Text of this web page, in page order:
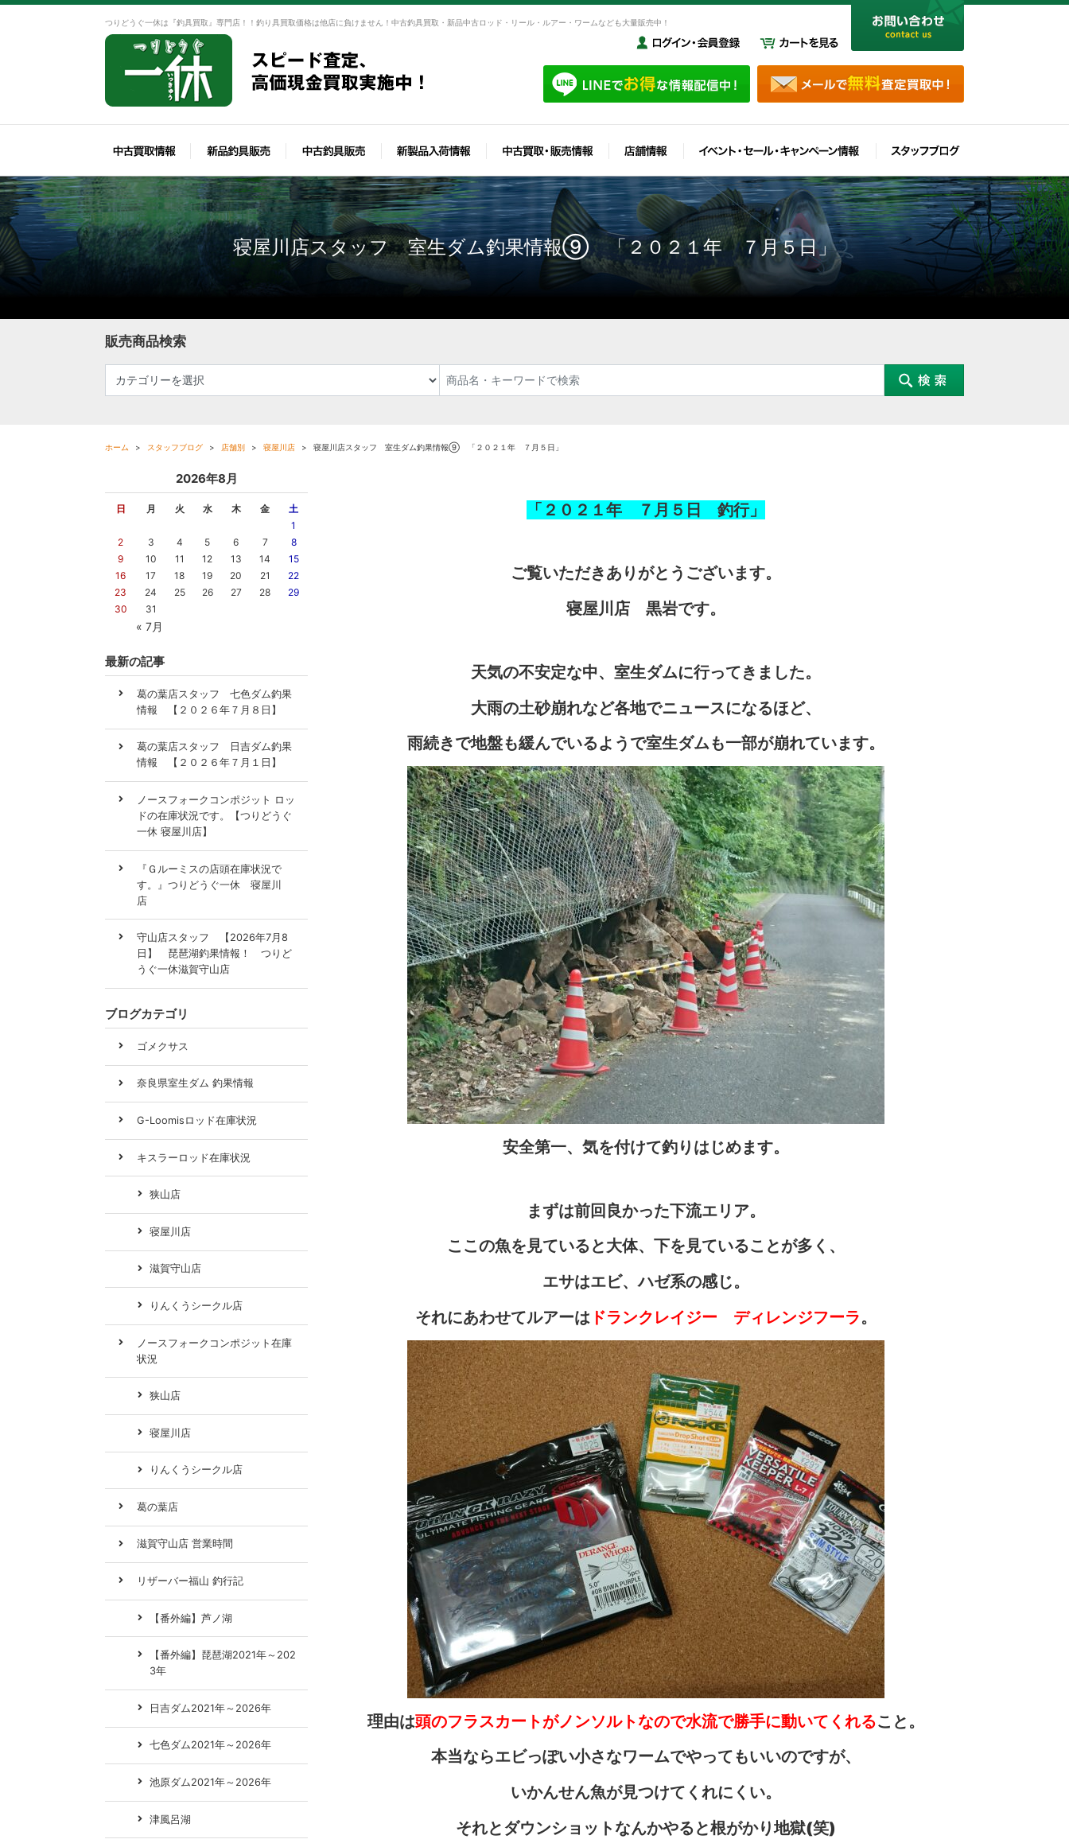
つりどうぐ一休は『釣具買取』専門店！！釣り具買取価格は他店に負けません！中古釣具買取・新品中古ロッド・リール・ルアー・ワームなども大量販売中！
寝屋川店スタッフ 室生ダム釣果情報⑨ 「２０２１年 ７月５日」
販売商品検索
ホーム スタッフブログ 店舗別 寝屋川店 寝屋川店スタッフ 室生ダム釣果情報⑨ 「２０２１年 ７月５日」
「２０２１年 ７月５日 釣行」
ご覧いただきありがとうございます。
寝屋川店 黒岩です。
天気の不安定な中、室生ダムに行ってきました。
大雨の土砂崩れなど各地でニュースになるほど、
雨続きで地盤も緩んでいるようで室生ダムも一部が崩れています。
安全第一、気を付けて釣りはじめます。
まずは前回良かった下流エリア。
ここの魚を見ていると大体、下を見ていることが多く 、
エサはエビ、ハゼ系の感じ。
それにあわせてルアーは ドランクレイジー ディレンジフーラ。
理由は頭のフラスカートがノンソルトなので水流で勝手に動いてくれること。
本当ならエビっぽい小さなワームでやってもいいのですが、
いかんせん魚が見つけてくれにくい。
それとダウンショットなんかやると根がかり地獄(笑)
2026年8月
日 月 火 水 木 金 土
« 7月
1
2
3 4 5 6 7
8
9
10 11 12 13 14
15
16
17 18 19 20 21
22
23
24 25 26 27 28
29
30
31
最新の記事
葛の葉店スタッフ 七色ダム釣果
情報 【２０２６年７月８日】
葛の葉店スタッフ 日吉ダム釣果
情報 【２０２６年７月１日】
ノースフォークコンポジット ロッ
ドの在庫状況です。【つりどうぐ
一休 寝屋川店】
『Ｇルーミスの店頭在庫状況で
す。』つりどうぐ一休 寝屋川
店
守山店スタッフ 【2026年7月8
日】 琵琶湖釣果情報！ つりど
うぐ一休滋賀守山店
ブログカテゴリ
ゴメクサス
奈良県室生ダム 釣果情報
G-Loomisロッド在庫状況
キスラーロッド在庫状況
狭山店
寝屋川店
滋賀守山店
りんくうシークル店
ノースフォークコンポジット在庫
状況
狭山店
寝屋川店
りんくうシークル店
葛の葉店
滋賀守山店 営業時間
リザーバー福山 釣行記
【番外編】芦ノ湖
【番外編】琵琶湖2021年～202
3年
日吉ダム2021年～2026年
七色ダム2021年～2026年
池原ダム2021年～2026年
津風呂湖